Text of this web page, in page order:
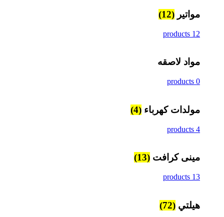
مواتير (12)
12 products
مواد لاصقه
0 products
مولدات كهرباء (4)
4 products
مينى كرافت (13)
13 products
هيلتي (72)